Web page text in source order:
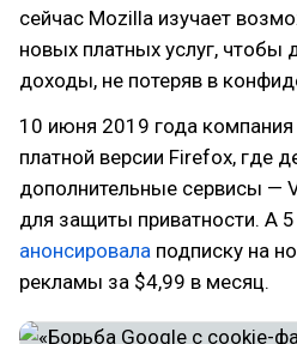
сейчас Mozilla изучает
новых платных услуг, чтобы
доходы, не потеряв в
10 июня 2019 года компания
платной версии Firefox, где
дополнительные сервисы —
для защиты приватности. А
анонсировала подписку на
рекламы за $4,99 в месяц.